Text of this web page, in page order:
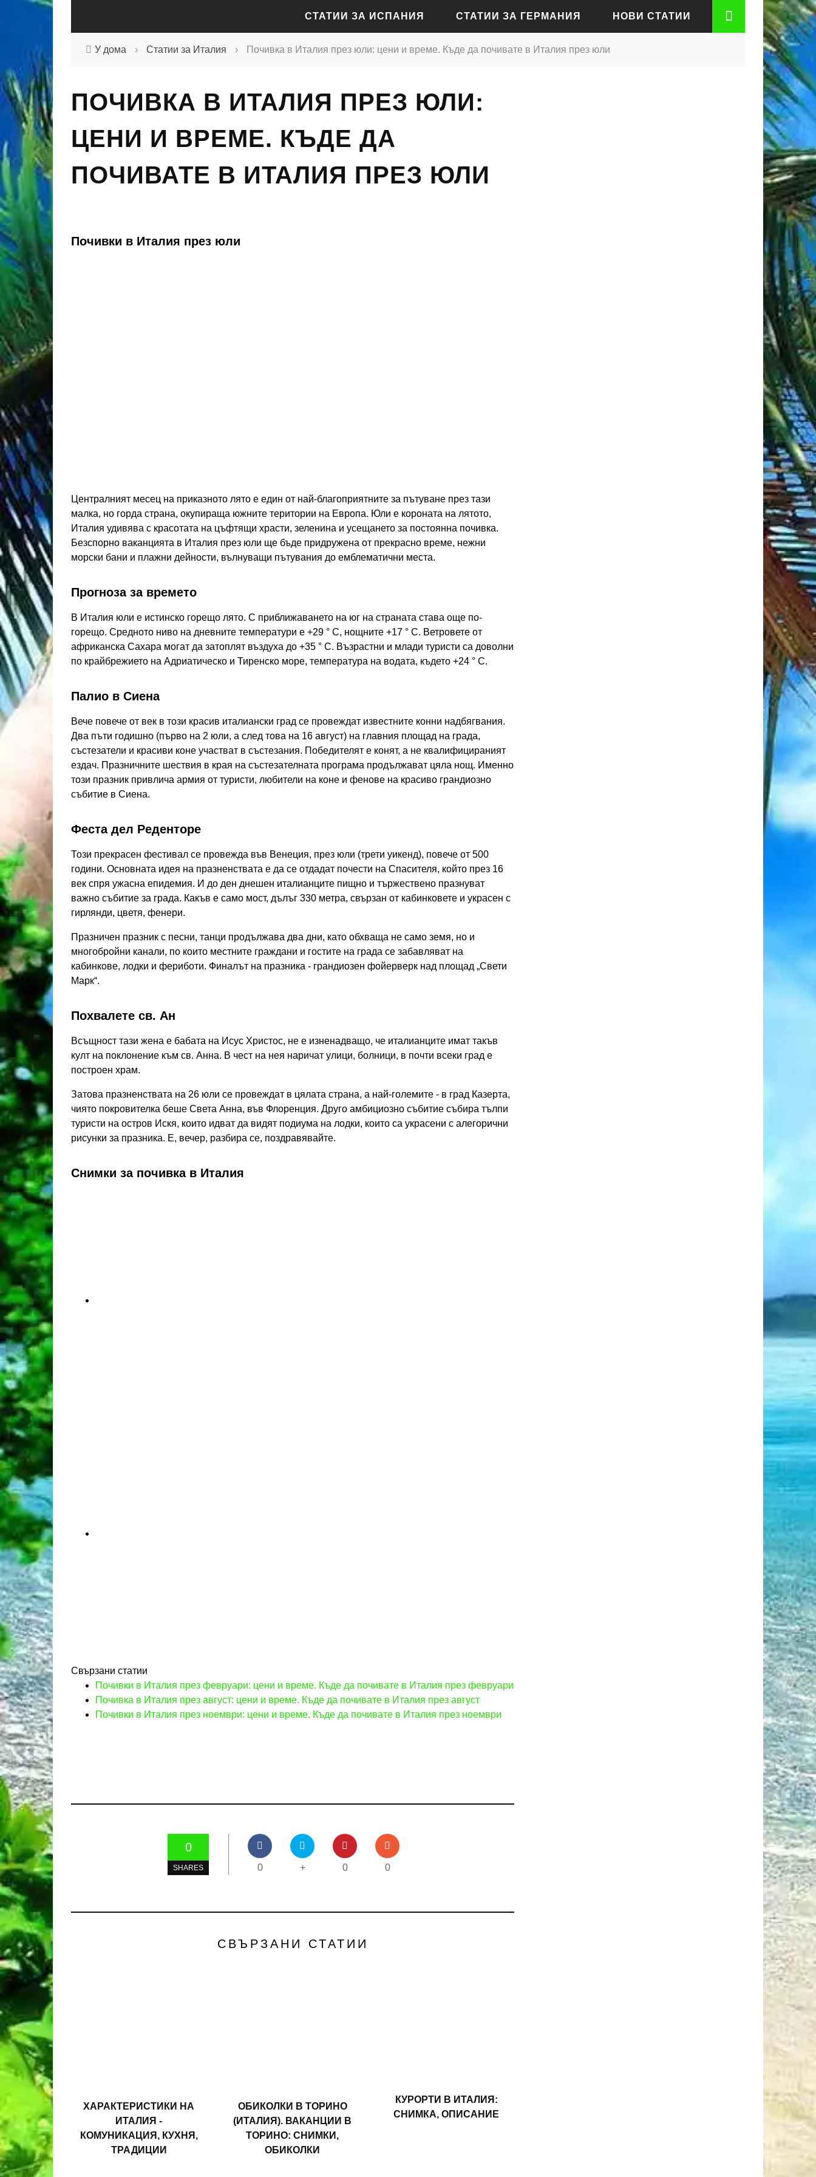
СТАТИИ ЗА ИСПАНИЯ
СТАТИИ ЗА БАРСЕЛОНА
СТАТИИ ЗА СЕВИЛЯ
СТАТИИ ЗА ВАЛЕНСИЯ
СТАТИИ ЗА ГЕРМАНИЯ
СТАТИИ ЗА БЕРЛИН
СТАТИИ ЗА ФРАНКФУРТ
НОВИ СТАТИИ
У дома › Статии за Италия › Почивка в Италия през юли: цени и време. Къде да почивате в Италия през юли
ПОЧИВКА В ИТАЛИЯ ПРЕЗ ЮЛИ:
ЦЕНИ И ВРЕМЕ. КЪДЕ ДА
ПОЧИВАТЕ В ИТАЛИЯ ПРЕЗ ЮЛИ
Почивки в Италия през юли
Централният месец на приказното лято е един от най-благоприятните за пътуване през тази
малка, но горда страна, окупираща южните територии на Европа. Юли е короната на лятото,
Италия удивява с красотата на цъфтящи храсти, зеленина и усещането за постоянна почивка.
Безспорно ваканцията в Италия през юли ще бъде придружена от прекрасно време, нежни
морски бани и плажни дейности, вълнуващи пътувания до емблематични места.
Прогноза за времето
В Италия юли е истинско горещо лято. С приближаването на юг на страната става още по-
горещо. Средното ниво на дневните температури е +29 ° C, нощните +17 ° C. Ветровете от
африканска Сахара могат да затоплят въздуха до +35 ° C. Възрастни и млади туристи са доволни
по крайбрежието на Адриатическо и Тиренско море, температура на водата, където +24 ° C.
Палио в Сиена
Вече повече от век в този красив италиански град се провеждат известните конни надбягвания.
Два пъти годишно (първо на 2 юли, а след това на 16 август) на главния площад на града,
състезатели и красиви коне участват в състезания. Победителят е конят, а не квалифицираният
ездач. Празничните шествия в края на състезателната програма продължават цяла нощ. Именно
този празник привлича армия от туристи, любители на коне и фенове на красиво грандиозно
събитие в Сиена.
Феста дел Реденторе
Този прекрасен фестивал се провежда във Венеция, през юли (трети уикенд), повече от 500
години. Основната идея на празненствата е да се отдадат почести на Спасителя, който през 16
век спря ужасна епидемия. И до ден днешен италианците пищно и тържествено празнуват
важно събитие за града. Какъв е само мост, дълъг 330 метра, свързан от кабинковете и украсен с
гирлянди, цветя, фенери.
Празничен празник с песни, танци продължава два дни, като обхваща не само земя, но и
многобройни канали, по които местните граждани и гостите на града се забавляват на
кабинкове, лодки и фериботи. Финалът на празника - грандиозен фойерверк над площад „Свети
Марк“.
Похвалете св. Ан
Всъщност тази жена е бабата на Исус Христос, не е изненадващо, че италианците имат такъв
култ на поклонение към св. Анна. В чест на нея наричат ​​улици, болници, в почти всеки град е
построен храм.
Затова празненствата на 26 юли се провеждат в цялата страна, а най-големите - в град Казерта,
чиято покровителка беше Света Анна, във Флоренция. Друго амбициозно събитие събира тълпи
туристи на остров Искя, които идват да видят подиума на лодки, които са украсени с алегорични
рисунки за празника. Е, вечер, разбира се, поздравявайте.
Снимки за почивка в Италия
Свързани статии
Почивки в Италия през февруари: цени и време. Къде да почивате в Италия през февруари
Почивка в Италия през август: цени и време. Къде да почивате в Италия през август
Почивки в Италия през ноември: цени и време. Къде да почивате в Италия през ноември
0
SHARES 0 + 0 0
СВЪРЗАНИ СТАТИИ
ХАРАКТЕРИСТИКИ НА
ИТАЛИЯ -
КОМУНИКАЦИЯ, КУХНЯ,
ТРАДИЦИИ
ОБИКОЛКИ В ТОРИНО
(ИТАЛИЯ). ВАКАНЦИИ В
ТОРИНО: СНИМКИ,
ОБИКОЛКИ
КУРОРТИ В ИТАЛИЯ:
СНИМКА, ОПИСАНИЕ